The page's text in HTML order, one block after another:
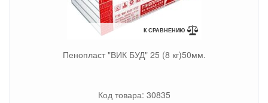
К СРАВНЕНИЮ
Пенопласт "ВИК БУД" 25 (8 кг)50мм.
Код товара: 30835